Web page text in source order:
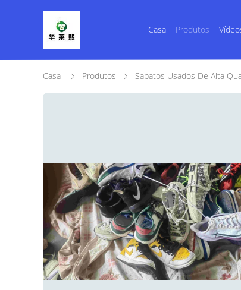
Casa Produtos
Casa Produtos Sapatos Usados ​​de Alta